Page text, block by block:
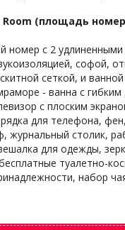
Room (площадь
номер с 2 удлиненными
софой,
сеткой, и
- ванна с
с плоским
для телефона,
журнальный столик,
для одежды,
туалетно-
набор